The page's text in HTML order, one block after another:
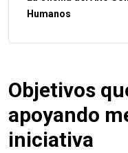
Humanos
Objetivos
apoyando
iniciativa